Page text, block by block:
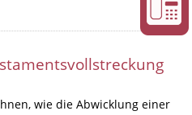
wie die Abwicklung einer